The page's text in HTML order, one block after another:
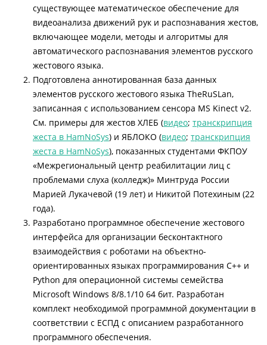
существующее математическое обеспечение для
видеоанализа движений рук и распознавания жестов,
включающее модели, методы и алгоритмы для
автоматического распознавания элементов русского
жестового языка.
Подготовлена аннотированная база данных
элементов русского жестового языка TheRuSLan,
записанная с использованием сенсора MS Kinect v2.
См. примеры для жестов ХЛЕБ (видео; транскрипция
жеста в HamNoSys) и ЯБЛОКО (видео; транскрипция
жеста в HamNoSys), показанных студентами ФКПОУ
«Межрегиональный центр реабилитации лиц с
проблемами слуха (колледж)» Минтруда России
Марией Лукачевой (19 лет) и Никитой Потехиным (22
года).
Разработано программное обеспечение жестового
интерфейса для организации бесконтактного
взаимодействия с роботами на объектно-
ориентированных языках программирования C++ и
Python для операционной системы семейства
Microsoft Windows 8/8.1/10 64 бит. Разработан
комплект необходимой программной документации в
соответствии с ЕСПД с описанием разработанного
программного обеспечения.